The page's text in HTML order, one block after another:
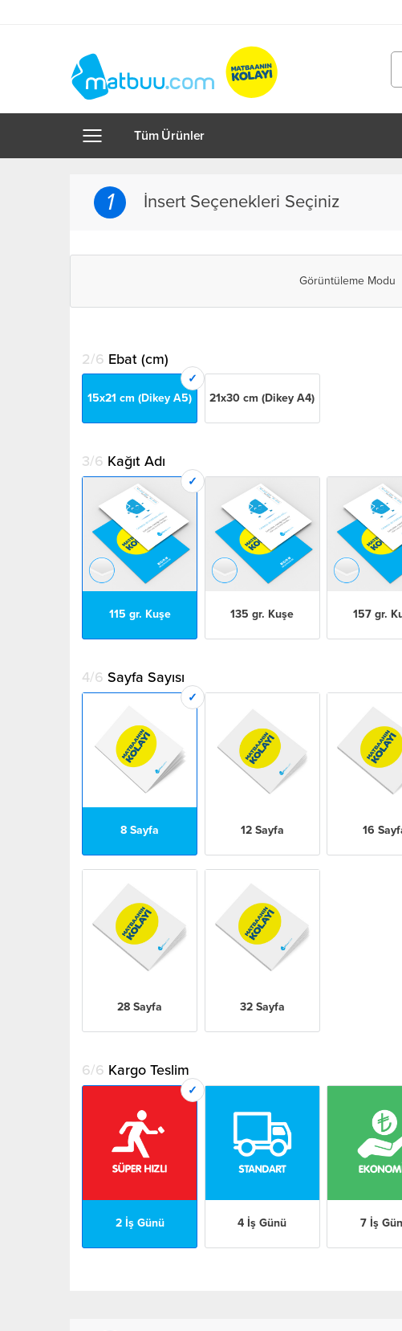
Tüm Ürünler
1 İnsert Seçenekleri Seçiniz
Görüntüleme Modu
2/6 Ebat (cm)
15x21 cm (Dikey A5) 21x30 cm (Dikey A4)
3/6 Kağıt Adı
115 gr. Kuşe 135 gr. Kuşe 157 gr.
4/6 Sayfa Sayısı
8 Sayfa 12 Sayfa 16
28 Sayfa 32 Sayfa
6/6 Kargo Teslim
2 İş Günü 4 İş Günü 7 İş